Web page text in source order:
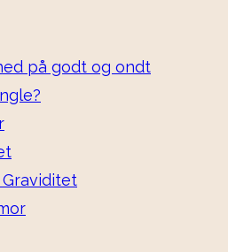
på godt og ondt
Graviditet